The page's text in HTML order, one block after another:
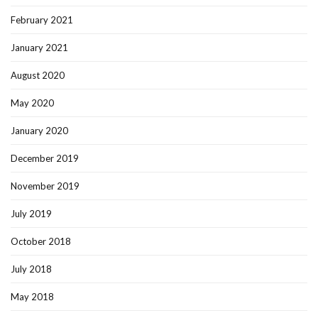
February 2021
January 2021
August 2020
May 2020
January 2020
December 2019
November 2019
July 2019
October 2018
July 2018
May 2018